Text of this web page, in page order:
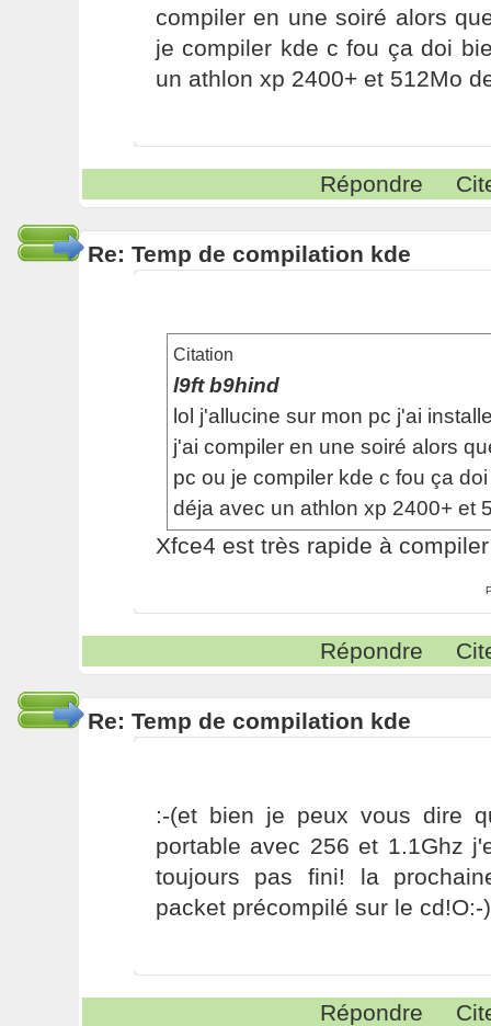
compiler en une soiré alors
je compiler kde c fou ça doi
un athlon xp 2400+ et 512Mo
Répondre
Re: Temp de compilation kde
Citation
l9ft b9hind
lol j'allucine sur mon pc j'ai
j'ai compiler en une soiré alors
pc ou je compiler kde c fou ça
déja avec un athlon xp 2400+ et
Xfce4 est très rapide à
Répondre
Re: Temp de compilation kde
:-(et bien je peux vous dire
portable avec 256 et 1.1Ghz
toujours pas fini! la
packet précompilé sur le
Répondre